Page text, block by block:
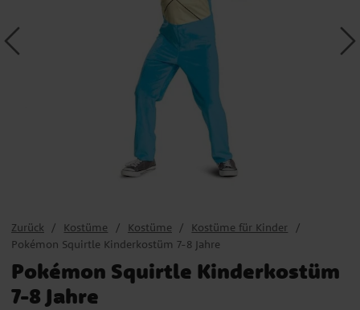
Zurück Kostüme Kostüme
Kostüme für Kinder
Pokémon Squirtle Kinderkostüm 7-8 Jahre
Pokémon Squirtle Kinderkostüm
7-8 Jahre